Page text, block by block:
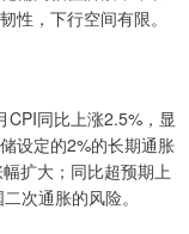
性，下行空间有限。
同比上涨2.5%，显
设定的2%的长期通胀
扩大；同比超预期上
次通胀的风险。